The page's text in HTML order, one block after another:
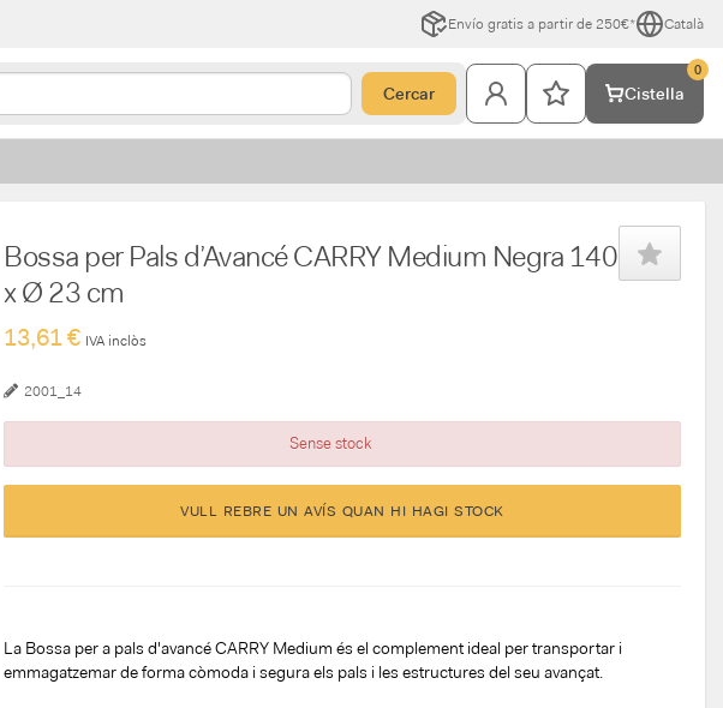
Envío gratis a partir de 250€* Català
Cercar Cistella
0
Bossa per Pals d’Avancé CARRY Medium Negra 140
x Ø 23 cm
13,61 € IVA inclòs
2001_14
Sense stock
VULL REBRE UN AVÍS QUAN HI HAGI STOCK
La Bossa per a pals d'avancé CARRY Medium és el complement ideal per transportar i
emmagatzemar de forma còmoda i segura els pals i les estructures del seu avançat.